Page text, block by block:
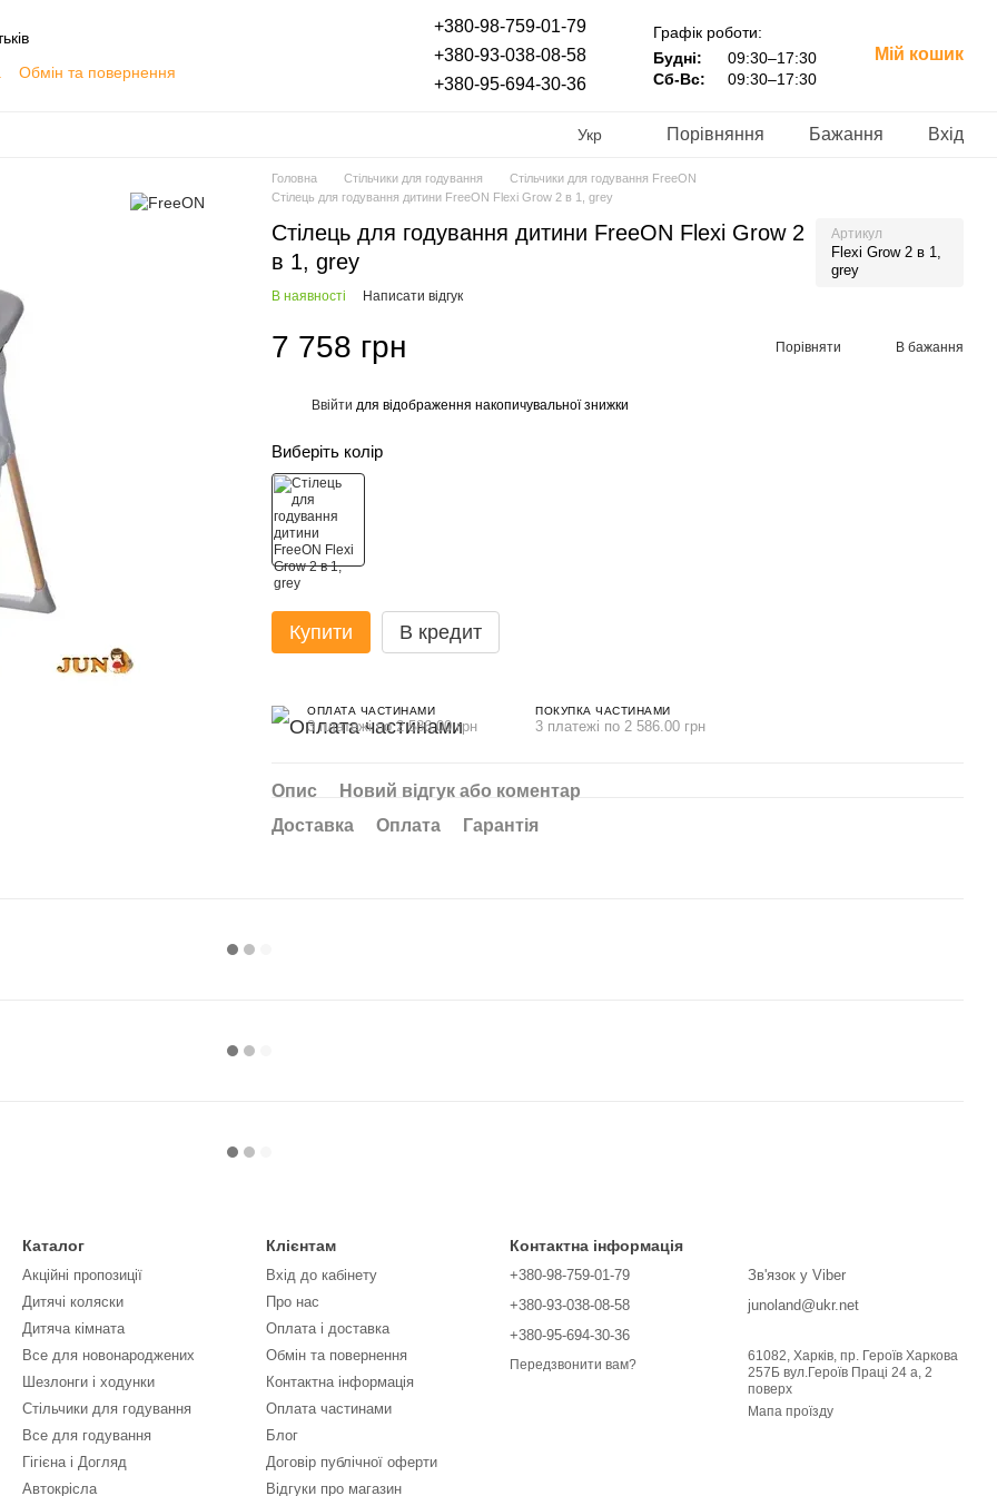
Обмін та повернення
+380-98-759-01-79
+380-93-038-08-58
+380-95-694-30-36
Графік роботи:
Будні:
09:30–17:30
Сб-Вс:
09:30–17:30
Мій кошик
Укр Порівняння Бажання Вхід
Головна Стільчики для годування
Стільчики для годування FreeON
Стілець для годування дитини FreeON Flexi Grow 2 в 1, grey
Стілець для годування дитини FreeON Flexi Grow 2
в 1, grey
Артикул
Flexi Grow 2 в 1,
grey
В наявності Написати відгук
7 758 грн Порівняти В бажання
Ввійти для відображення накопичувальної знижки
Виберіть колір
Купити В кредит
ОПЛАТА ЧАСТИНАМИ
3 платежі по 2 586.00 грн
ПОКУПКА ЧАСТИНАМИ
3 платежі по 2 586.00 грн
Опис
Новий відгук або коментар
Доставка
Оплата Гарантія
Каталог
Акційні пропозиції
Дитячі коляски
Дитяча кімната
Все для новонароджених
Шезлонги і ходунки
Стільчики для годування
Все для годування
Гігієна і Догляд
Автокрісла
Клієнтам
Вхід до кабінету
Про нас
Оплата і доставка
Обмін та повернення
Контактна інформація
Оплата частинами
Блог
Договір публічної оферти
Відгуки про магазин
Контактна інформація
+380-98-759-01-79
+380-93-038-08-58
+380-95-694-30-36
Передзвонити вам?
Зв'язок у Viber
junoland@ukr.net
61082, Харків, пр. Героїв Харкова
257Б вул.Героїв Праці 24 а, 2
поверх
Мапа проїзду